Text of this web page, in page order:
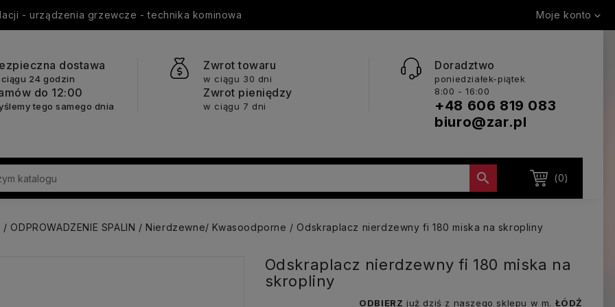
- urządzenia grzewcze - technika kominowa Moje konto 
dostawa
24 godzin
do 12:00
tego samego dnia
Zwrot towaru
w ciągu 30 dni
Zwrot pieniędzy
w ciągu 7 dni
Doradztwo
poniedziałek-piątek
8:00 - 16:00
+48 606 819 083
biuro@zar.pl
(0)

ODPROWADZENIE SPALIN Nierdzewne/ Kwasoodporne Odskraplacz nierdzewny fi 180 miska na skropliny
Odskraplacz nierdzewny fi 180 miska na
skropliny
ODBIERZ już dziś z naszego sklepu w m. ŁÓDŹ